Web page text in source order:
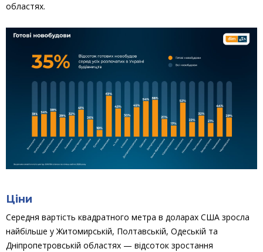
областях.
Ціни
Середня вартість квадратного метра в доларах США зросла
найбільше у Житомирській, Полтавській, Одеській та
Дніпропетровській областях — відсоток зростання